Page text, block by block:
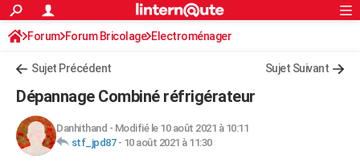
ACTUALITÉS
Politique
Société
Faits Divers
Education
Monde
Villes
+
FINANCE
Retraite
Impôts
Epargne
Immobilier
Risques naturels par ville
Banque
Assurance
Crédit
AUTO
S'inscrire
Connexion
Forum Forum Bricolage Electroménager
Sujet Précédent Sujet Suivant
Dépannage Combiné réfrigérateur
Danhithand - Modifié le 10 août 2021 à 10:11
stf_jpd87- 10 août 2021 à 11:30